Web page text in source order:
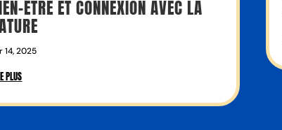
ÊTRE ET CONNEXION AVEC LA
14, 2025
PLUS